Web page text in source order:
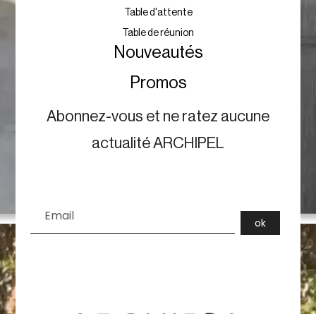
Table d'attente
Table de réunion
Nouveautés
Promos
Abonnez-vous et ne ratez aucune
actualité ARCHIPEL